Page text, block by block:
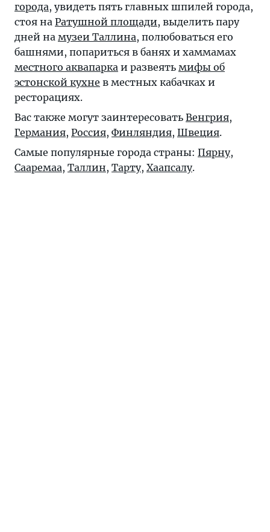
города, увидеть пять главных шпилей города,
стоя на Ратушной площади, выделить пару
дней на музеи Таллина, полюбоваться его
башнями, попариться в банях и хаммамах
местного аквапарка и развеять мифы об
эстонской кухне в местных кабачках и
ресторациях.
Вас также могут заинтересовать Венгрия,
Германия, Россия, Финляндия, Швеция.
Самые популярные города страны: Пярну,
Сааремаа, Таллин, Тарту, Хаапсалу.